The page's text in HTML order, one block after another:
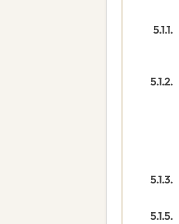
5.1.1.
5.1.2.
5.1.3.
5.1.5.